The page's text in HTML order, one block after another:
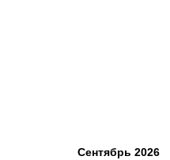
Сентябрь 2026